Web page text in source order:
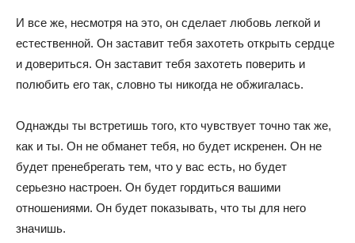
И все же, несмотря на это, он сделает любовь легкой и
естественной. Он заставит тебя захотеть открыть сердце
и довериться. Он заставит тебя захотеть поверить и
полюбить его так, словно ты никогда не обжигалась.
Однажды ты встретишь того, кто чувствует точно так же,
как и ты. Он не обманет тебя, но будет искренен. Он не
будет пренебрегать тем, что у вас есть, но будет
серьезно настроен. Он будет гордиться вашими
отношениями. Он будет показывать, что ты для него
значишь.